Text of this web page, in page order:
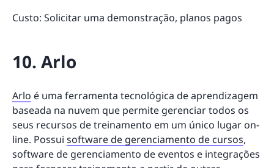
Custo: Solicitar uma demonstração, planos pagos
10. Arlo
Arlo é uma ferramenta tecnológica de aprendizagem
baseada na nuvem que permite gerenciar todos os
seus recursos de treinamento em um único lugar on-
line. Possui software de gerenciamento de cursos,
software de gerenciamento de eventos e integrações